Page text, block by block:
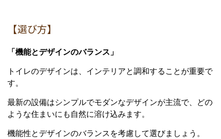
【選び方】
「機能とデザインのバランス」
トイレのデザインは、インテリアと調和することが重要で
す。
最新の設備はシンプルでモダンなデザインが主流で、どの
ような住まいにも自然に溶け込みます。
機能性とデザインのバランスを考慮して選びましょう。